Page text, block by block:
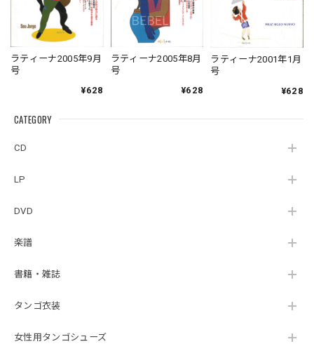
CATEGORY
CD
LP
DVD
楽譜
書籍・雑誌
タンゴ衣装
女性用タンゴシューズ
ラティーナ2005年9月
号
¥628
ラティーナ2005年8月
号
¥628
ラティーナ2001年1月
号
¥628